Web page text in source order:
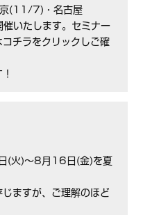
京(11/7)・名古屋
たします。セミナー
チラをクリックしご確
(火)～8月16日(金)を夏
ますが、ご理解のほど